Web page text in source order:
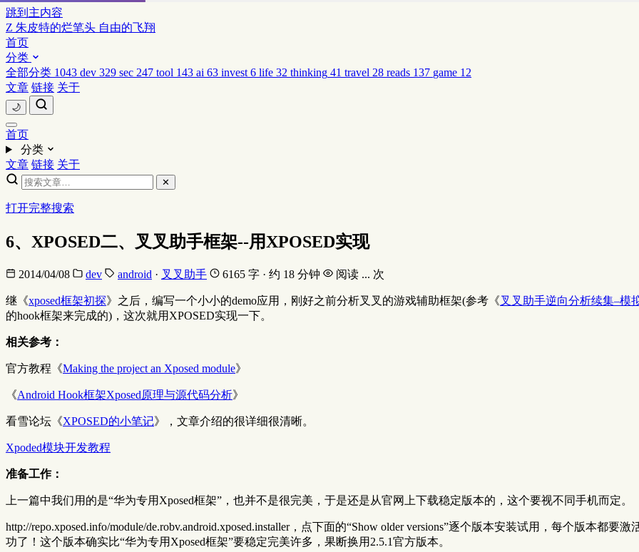
跳到主内容
Z 朱皮特的烂笔头 自由的飞翔
首页
分类
全部分类 1043 dev 329 sec 247 tool 143 ai 63 invest 6 life 32 thinking 41 travel 28 reads 137 game 12
文章 链接 关于
🌙
首页
分类
文章 链接 关于
✕
打开完整搜索
6、XPOSED二、叉叉助手框架--用XPOSED实现
2014/04/08 dev android · 叉叉助手 6165 字 · 约 18 分钟 阅读 ... 次
继《xposed框架初探》之后，编写一个小小的demo应用，刚好之前分析叉叉的游戏辅助框架(参考《叉叉助手逆向分析续集–模
的hook框架来完成的)，这次就用XPOSED实现一下。
相关参考：
官方教程《Making the project an Xposed module》
《Android Hook框架Xposed原理与源代码分析》
看雪论坛《XPOSED的小笔记》，文章介绍的很详细很清晰。
Xpoded模块开发教程
准备工作：
上一篇中我们用的是“华为专用Xposed框架”，也并不是很完美，于是还是从官网上下载稳定版本的，这个要视不同手机而定。
http://repo.xposed.info/module/de.robv.android.xposed.installer，点下面的“Show older versions”逐个版本安装试用，每个版本都
功了！这个版本确实比“华为专用Xposed框架”要稳定完美许多，果断换用2.5.1官方版本。